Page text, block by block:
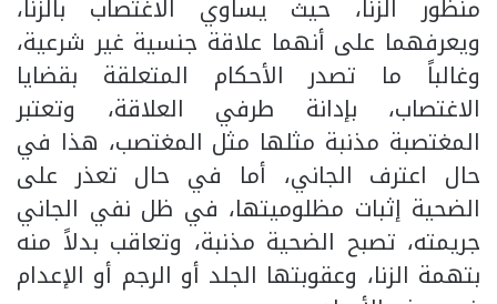
منظور الزنا، حيث يساوي الاغتصاب بالزنا،
ويعرفهما على أنهما علاقة جنسية غير شرعية،
وغالباً ما تصدر الأحكام المتعلقة بقضايا
الاغتصاب، بإدانة طرفي العلاقة، وتعتبر
المغتصبة مذنبة مثلها مثل المغتصب، هذا في
حال اعترف الجاني، أما في حال تعذر على
الضحية إثبات مظلوميتها، في ظل نفي الجاني
جريمته، تصبح الضحية مذنبة، وتعاقب بدلاً منه
بتهمة الزنا، وعقوبتها الجلد أو الرجم أو الإعدام